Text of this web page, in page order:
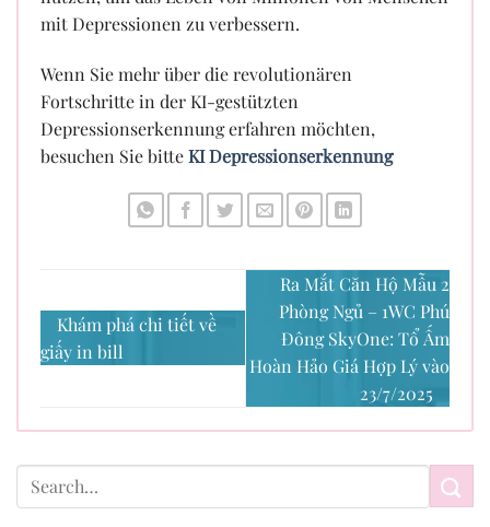
mit Depressionen zu verbessern.
Wenn Sie mehr über die revolutionären
Fortschritte in der KI-gestützten
Depressionserkennung erfahren möchten,
besuchen Sie bitteKI Depressionserkennung
Khám phá chi tiết về
giấy in bill
Ra Mắt Căn Hộ Mẫu 2
Phòng Ngủ – 1WC Phú
Đông SkyOne: Tổ Ấm
Hoàn Hảo Giá Hợp Lý vào
23/7/2025